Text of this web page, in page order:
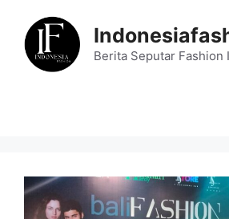
content
Berita Seputar Fashion